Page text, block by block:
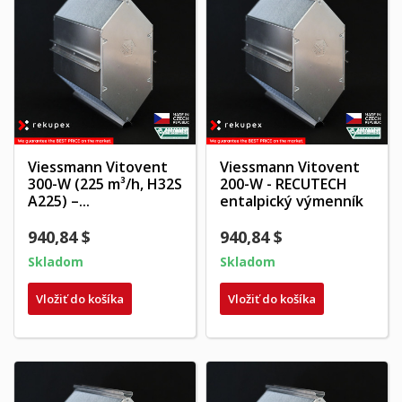
Viessmann Vitovent
300-W (225 m³/h, H32S
A225) –...
940,84 $
Skladom
Vložiť do košíka
Viessmann Vitovent
200-W - RECUTECH
entalpický výmenník
940,84 $
Skladom
Vložiť do košíka